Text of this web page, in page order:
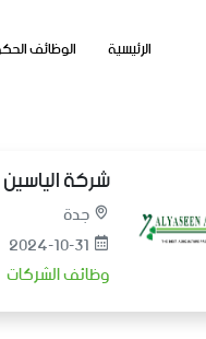
الرئيسية الوظائف
شركة
جدة
2024-10-31
وظائف الشركات